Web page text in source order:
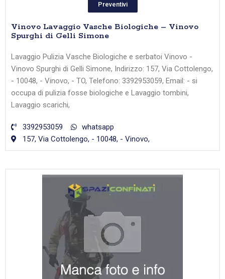
Preventivi
Vinovo Lavaggio Vasche Biologiche – Vinovo
Spurghi di Gelli Simone
Lavaggio Pulizia Vasche Biologiche e serbatoi Vinovo -
Vinovo Spurghi di Gelli Simone, Indirizzo: 157, Via Cottolengo,
- 10048, - Vinovo, - TO, Telefono: 3392953059, Email: - si
occupa di pulizia fosse biologiche e Lavaggio tombini,
Lavaggio scarichi,
3392953059
whatsapp
157, Via Cottolengo, - 10048, - Vinovo,